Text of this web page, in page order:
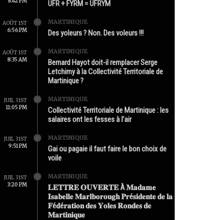
UFR + FYRM = UFRYM
AOÛT 1ST
6:56 PM
MARTINIQUE
Des yoleurs ? Non. Des voleurs !!!
AOÛT 1ST
8:35 AM
MARTINIQUE
Bernard Hayot doit-il remplacer Serge
Letchimy à la Collectivité Territoriale de
Martinique ?
JUIL 31ST
11:05 PM
MARTINIQUE
Collectivité Territoriale de Martinique : les
salaires ont les fesses à l’air
JUIL 31ST
9:51 PM
MARTINIQUE
Gai ou pagaie il faut faire le bon choix de
voile
JUIL 31ST
3:20 PM
MARTINIQUE
𝐋𝐄𝐓𝐓𝐑𝐄 𝐎𝐔𝐕𝐄𝐑𝐓𝐄 À 𝐌𝐚𝐝𝐚𝐦𝐞
𝐈𝐬𝐚𝐛𝐞𝐥𝐥𝐞 𝐌𝐚𝐫𝐥𝐛𝐨𝐫𝐨𝐮𝐠𝐡 𝐏𝐫é𝐬𝐢𝐝𝐞𝐧𝐭𝐞 𝐝𝐞 𝐥𝐚
𝐅é𝐝é𝐫𝐚𝐭𝐢𝐨𝐧 𝐝𝐞𝐬 𝐘𝐨𝐥𝐞𝐬 𝐑𝐨𝐧𝐝𝐞𝐬 𝐝𝐞
𝐌𝐚𝐫𝐭𝐢𝐧𝐢𝐪𝐮𝐞